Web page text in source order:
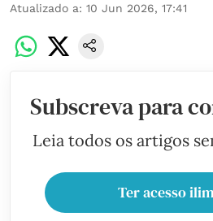
Atualizado a: 10 Jun 2026, 17:41
Subscreva para
Leia todos os artigos
Ter acesso